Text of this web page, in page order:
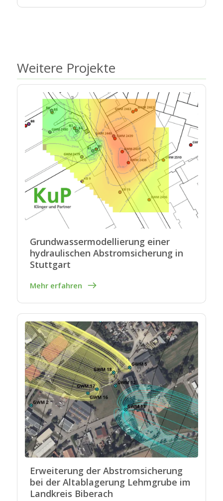
Weitere Projekte
Grundwassermodellierung einer
hydraulischen Abstromsicherung in
Stuttgart
Mehr erfahren
Erweiterung der Abstromsicherung
bei der Altablagerung Lehmgrube im
Landkreis Biberach